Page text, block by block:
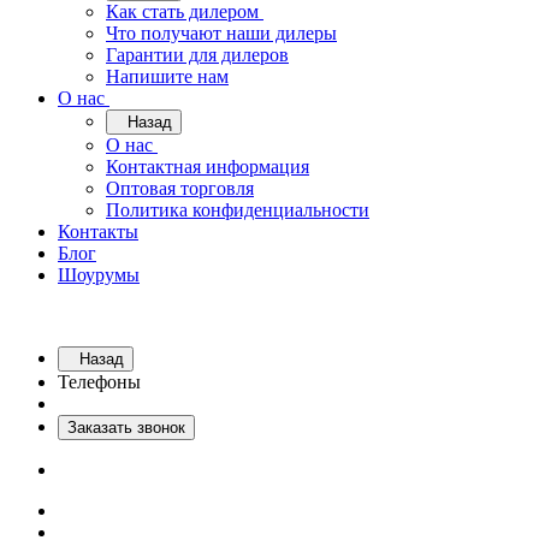
Как стать дилером
Что получают наши дилеры
Гарантии для дилеров
Напишите нам
О нас
Назад
О нас
Контактная информация
Оптовая торговля
Политика конфиденциальности
Контакты
Блог
Шоурумы
Назад
Телефоны
Заказать звонок